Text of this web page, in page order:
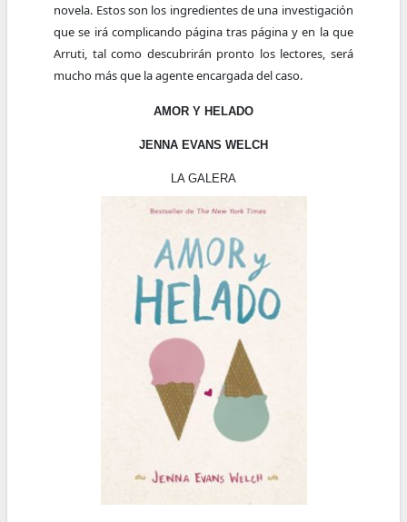
novela. Estos son los ingredientes de una investigación
que se irá complicando página tras página y en la que
Arruti, tal como descubrirán pronto los lectores, será
mucho más que la agente encargada del caso.
AMOR Y HELADO
JENNA EVANS WELCH
LA GALERA